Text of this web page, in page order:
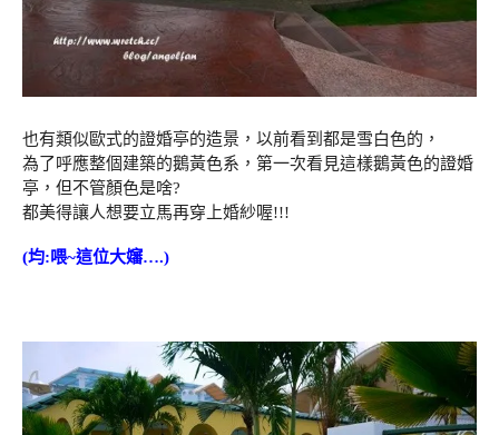
也有類似歐式的證婚亭的造景，以前看到都是雪白色的，
為了呼應整個建築的鵝黃色系，第一次看見這樣鵝黃色的證婚
亭，但不管顏色是啥?
都美得讓人想要立馬再穿上婚紗喔!!!
(均:喂~這位大嬸….)